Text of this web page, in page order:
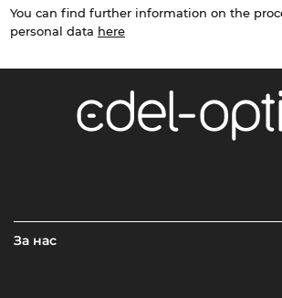
You can find further information on the
personal data here
За нас